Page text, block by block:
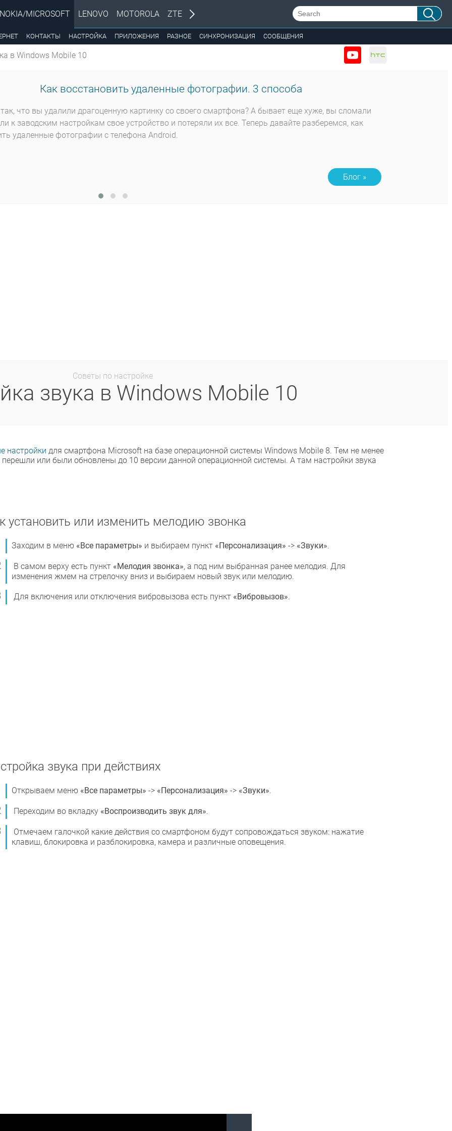
NOKIA/MICROSOFT
КОНТАКТЫ НАСТРОЙКА ПРИЛОЖЕНИЯ РАЗНОЕ СИНХРОНИЗАЦИЯ СООБЩЕНИЯ
LENOVO MOTOROLA ZTE
в Windows Mobile 10
Как восстановить удаленные фотографии. 3 способа
что вы удалили драгоценную картинку со своего смартфона? А бывает еще хуже, вы сломали
к заводским настройкам свое устройство и потеряли их все. Теперь давайте разберемся, как
удаленные фотографии с телефона Android.
Блог »
Советы по настройке
звука в Windows Mobile 10
настройки для смартфона Microsoft на базе операционной системы Windows Mobile 8. Тем не менее
или были обновлены до 10 версии данной операционной системы. А там настройки звука
установить или изменить мелодию звонка
Заходим в меню «Все параметры» и выбираем пункт «Персонализация» -> «Звуки».
В самом верху есть пункт «Мелодия звонка», а под ним выбранная ранее мелодия. Для
изменения жмем на стрелочку вниз и выбираем новый звук или мелодию.
Для включения или отключения вибровызова есть пункт «Вибровызов».
звука при действиях
Открываем меню «Все параметры» -> «Персонализация» -> «Звуки».
Переходим во вкладку «Воспроизводить звук для».
Отмечаем галочкой какие действия со смартфоном будут сопровождаться звуком: нажатие
клавиш, блокировка и разблокировка, камера и различные оповещения.